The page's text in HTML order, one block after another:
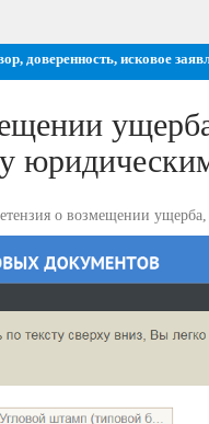
доверенность, исковое
о возмещении